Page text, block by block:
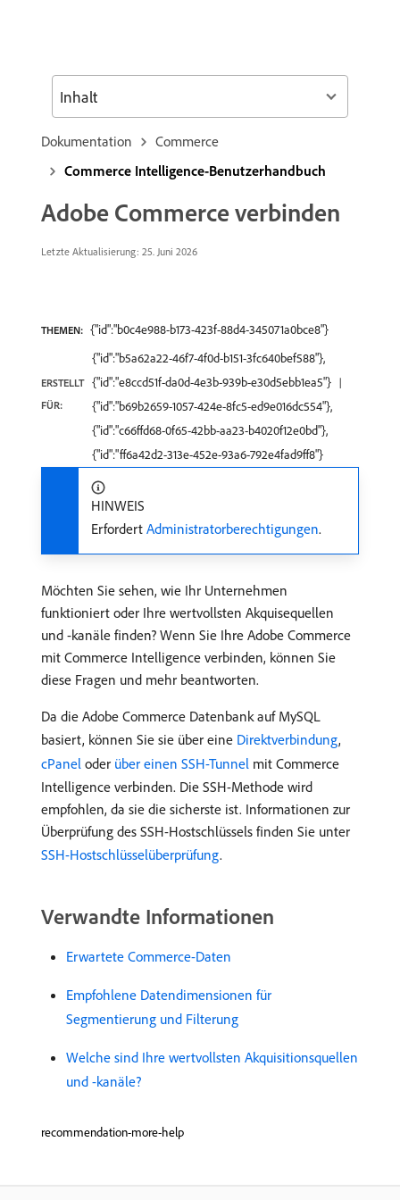
Dokumentation
Commerce
Commerce Intelligence-Benutzerhandbuch
Adobe Commerce verbinden
Letzte Aktualisierung: 25. Juni 2026
THEMEN: {"id":"b0c4e988-b173-423f-88d4-345071a0bce8"}
ERSTELLT
FÜR:
{"id":"b5a62a22-46f7-4f0d-b151-3fc640bef588"},
{"id":"e8ccd51f-da0d-4e3b-939b-e30d5ebb1ea5"}
{"id":"b69b2659-1057-424e-8fc5-ed9e016dc554"},
{"id":"c66ffd68-0f65-42bb-aa23-b4020f12e0bd"},
{"id":"ff6a42d2-313e-452e-93a6-792e4fad9ff8"}
HINWEIS
Erfordert Administratorberechtigungen.
Möchten Sie sehen, wie Ihr Unternehmen
funktioniert oder Ihre wertvollsten Akquisequellen
und -kanäle finden? Wenn Sie Ihre Adobe Commerce
mit Commerce Intelligence verbinden, können Sie
diese Fragen und mehr beantworten.
Da die Adobe Commerce Datenbank auf MySQL
basiert, können Sie sie über eine Direktverbindung,
cPanel oder über einen SSH-Tunnel mit Commerce
Intelligence verbinden. Die SSH-Methode wird
empfohlen, da sie die sicherste ist. Informationen zur
Überprüfung des SSH-Hostschlüssels finden Sie unter
SSH-Hostschlüsselüberprüfung.
Verwandte Informationen
Erwartete Commerce-Daten
Empfohlene Datendimensionen für
Segmentierung und Filterung
Welche sind Ihre wertvollsten Akquisitionsquellen
und -kanäle?
recommendation-more-help
Inhalt